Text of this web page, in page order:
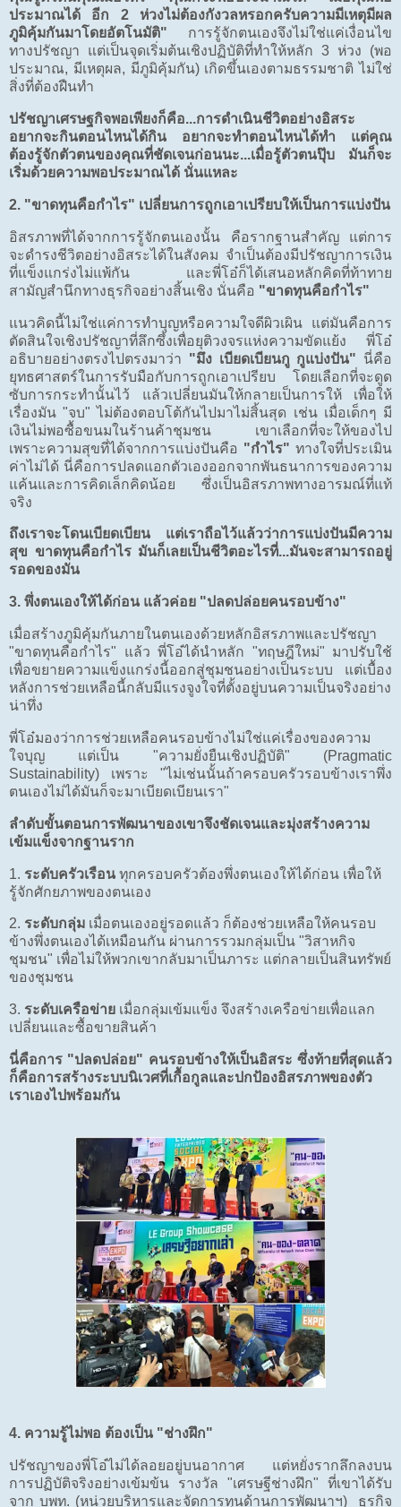
ประมาณได้ อีก 2 ห่วงไม่ต้องกังวลหรอกครับความมีเหตุมีผล
ภูมิคุ้มกันมาโดยอัตโนมัติ" การรู้จักตนเองจึงไม่ใช่แค่เงื่อนไข
ทางปรัชญา แต่เป็นจุดเริ่มต้นเชิงปฏิบัติที่ทำให้หลัก 3 ห่วง (พอ
ประมาณ, มีเหตุผล, มีภูมิคุ้มกัน) เกิดขึ้นเองตามธรรมชาติ ไม่ใช่
สิ่งที่ต้องฝืนทำ
ปรัชญาเศรษฐกิจพอเพียงก็คือ...การดำเนินชีวิตอย่างอิสระ
อยากจะกินตอนไหนได้กิน อยากจะทำตอนไหนได้ทำ แต่คุณ
ต้องรู้จักตัวตนของคุณที่ชัดเจนก่อนนะ...เมื่อรู้ตัวตนปุ๊บ มันก็จะ
เริ่มด้วยความพอประมาณได้ นั่นแหละ
2. "ขาดทุนคือกำไร" เปลี่ยนการถูกเอาเปรียบให้เป็นการแบ่งปัน
อิสรภาพที่ได้จากการรู้จักตนเองนั้น คือรากฐานสำคัญ แต่การ
จะดำรงชีวิตอย่างอิสระได้ในสังคม จำเป็นต้องมีปรัชญาการเงิน
ที่แข็งแกร่งไม่แพ้กัน และพี่โอ๋ก็ได้เสนอหลักคิดที่ท้าทาย
สามัญสำนึกทางธุรกิจอย่างสิ้นเชิง นั่นคือ "ขาดทุนคือกำไร"
แนวคิดนี้ไม่ใช่แค่การทำบุญหรือความใจดีผิวเผิน แต่มันคือการ
ตัดสินใจเชิงปรัชญาที่ลึกซึ้งเพื่อยุติวงจรแห่งความขัดแย้ง พี่โอ๋
อธิบายอย่างตรงไปตรงมาว่า "มึง เบียดเบียนกู กูแบ่งปัน" นี่คือ
ยุทธศาสตร์ในการรับมือกับการถูกเอาเปรียบ โดยเลือกที่จะดูด
ซับการกระทำนั้นไว้ แล้วเปลี่ยนมันให้กลายเป็นการให้ เพื่อให้
เรื่องมัน "จบ" ไม่ต้องตอบโต้กันไปมาไม่สิ้นสุด เช่น เมื่อเด็กๆ มี
เงินไม่พอซื้อขนมในร้านค้าชุมชน เขาเลือกที่จะให้ของไป
เพราะความสุขที่ได้จากการแบ่งปันคือ "กำไร" ทางใจที่ประเมิน
ค่าไม่ได้ นี่คือการปลดแอกตัวเองออกจากพันธนาการของความ
แค้นและการคิดเล็กคิดน้อย ซึ่งเป็นอิสรภาพทางอารมณ์ที่แท้
จริง
ถึงเราจะโดนเบียดเบียน แต่เราถือไว้แล้วว่าการแบ่งปันมีความ
สุข ขาดทุนคือกำไร มันก็เลยเป็นชีวิตอะไรที่...มันจะสามารถอยู่
รอดของมัน
3. พึ่งตนเองให้ได้ก่อน แล้วค่อย "ปลดปล่อยคนรอบข้าง"
เมื่อสร้างภูมิคุ้มกันภายในตนเองด้วยหลักอิสรภาพและปรัชญา
"ขาดทุนคือกำไร" แล้ว พี่โอ๋ได้นำหลัก "ทฤษฎีใหม่" มาปรับใช้
เพื่อขยายความแข็งแกร่งนี้ออกสู่ชุมชนอย่างเป็นระบบ แต่เบื้อง
หลังการช่วยเหลือนี้กลับมีแรงจูงใจที่ตั้งอยู่บนความเป็นจริงอย่าง
น่าทึ่ง
พี่โอ๋มองว่าการช่วยเหลือคนรอบข้างไม่ใช่แค่เรื่องของความ
ใจบุญ แต่เป็น "ความยั่งยืนเชิงปฏิบัติ" (Pragmatic
Sustainability) เพราะ "ไม่เช่นนั้นถ้าครอบครัวรอบข้างเราพึ่ง
ตนเองไม่ได้มันก็จะมาเบียดเบียนเรา"
ลำดับขั้นตอนการพัฒนาของเขาจึงชัดเจนและมุ่งสร้างความ
เข้มแข็งจากฐานราก
1. ระดับครัวเรือน ทุกครอบครัวต้องพึ่งตนเองให้ได้ก่อน เพื่อให้
รู้จักศักยภาพของตนเอง
2. ระดับกลุ่ม เมื่อตนเองอยู่รอดแล้ว ก็ต้องช่วยเหลือให้คนรอบ
ข้างพึ่งตนเองได้เหมือนกัน ผ่านการรวมกลุ่มเป็น "วิสาหกิจ
ชุมชน" เพื่อไม่ให้พวกเขากลับมาเป็นภาระ แต่กลายเป็นสินทรัพย์
ของชุมชน
3. ระดับเครือข่าย เมื่อกลุ่มเข้มแข็ง จึงสร้างเครือข่ายเพื่อแลก
เปลี่ยนและซื้อขายสินค้า
นี่คือการ "ปลดปล่อย" คนรอบข้างให้เป็นอิสระ ซึ่งท้ายที่สุดแล้ว
ก็คือการสร้างระบบนิเวศที่เกื้อกูลและปกป้องอิสรภาพของตัว
เราเองไปพร้อมกัน
4. ความรู้ไม่พอ ต้องเป็น "ช่างฝึก"
ปรัชญาของพี่โอ๋ไม่ได้ลอยอยู่บนอากาศ แต่หยั่งรากลึกลงบน
การปฏิบัติจริงอย่างเข้มข้น รางวัล "เศรษฐีช่างฝึก" ที่เขาได้รับ
จาก บพท. (หน่วยบริหารและจัดการทุนด้านการพัฒนาฯ) ธุรกิจ